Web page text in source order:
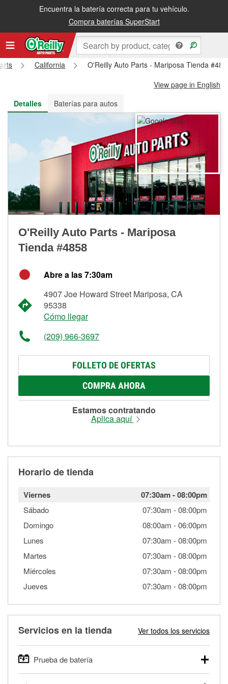
Encuentra la batería correcta para tu vehículo.
Compra baterías SuperStart
Recibe tu orden gratis al día siguiente o recógela en la tienda
California
O'Reilly Auto Parts - Mariposa Tienda
View page in English
Detalles
Baterías para autos
O'Reilly Auto Parts - Mariposa
Tienda #4858
Abre a las 7:30am
4907 Joe Howard Street Mariposa, CA
95338
Cómo llegar
(209) 966-3697
FOLLETO DE OFERTAS
COMPRA AHORA
Estamos contratando
Aplica aquí
Horario de tienda
Viernes 07:30am-08:00pm
Sábado 07:30am -08:00pm
Domingo
08:00am -06:00pm
Lunes
07:30am -08:00pm
Martes
07:30am -08:00pm
Miércoles
07:30am -08:00pm
Jueves
07:30am -08:00pm
Servicios en la tienda Ver todos los servicios
Prueba de batería